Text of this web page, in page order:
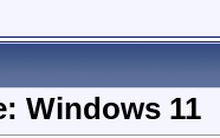
Windows 11